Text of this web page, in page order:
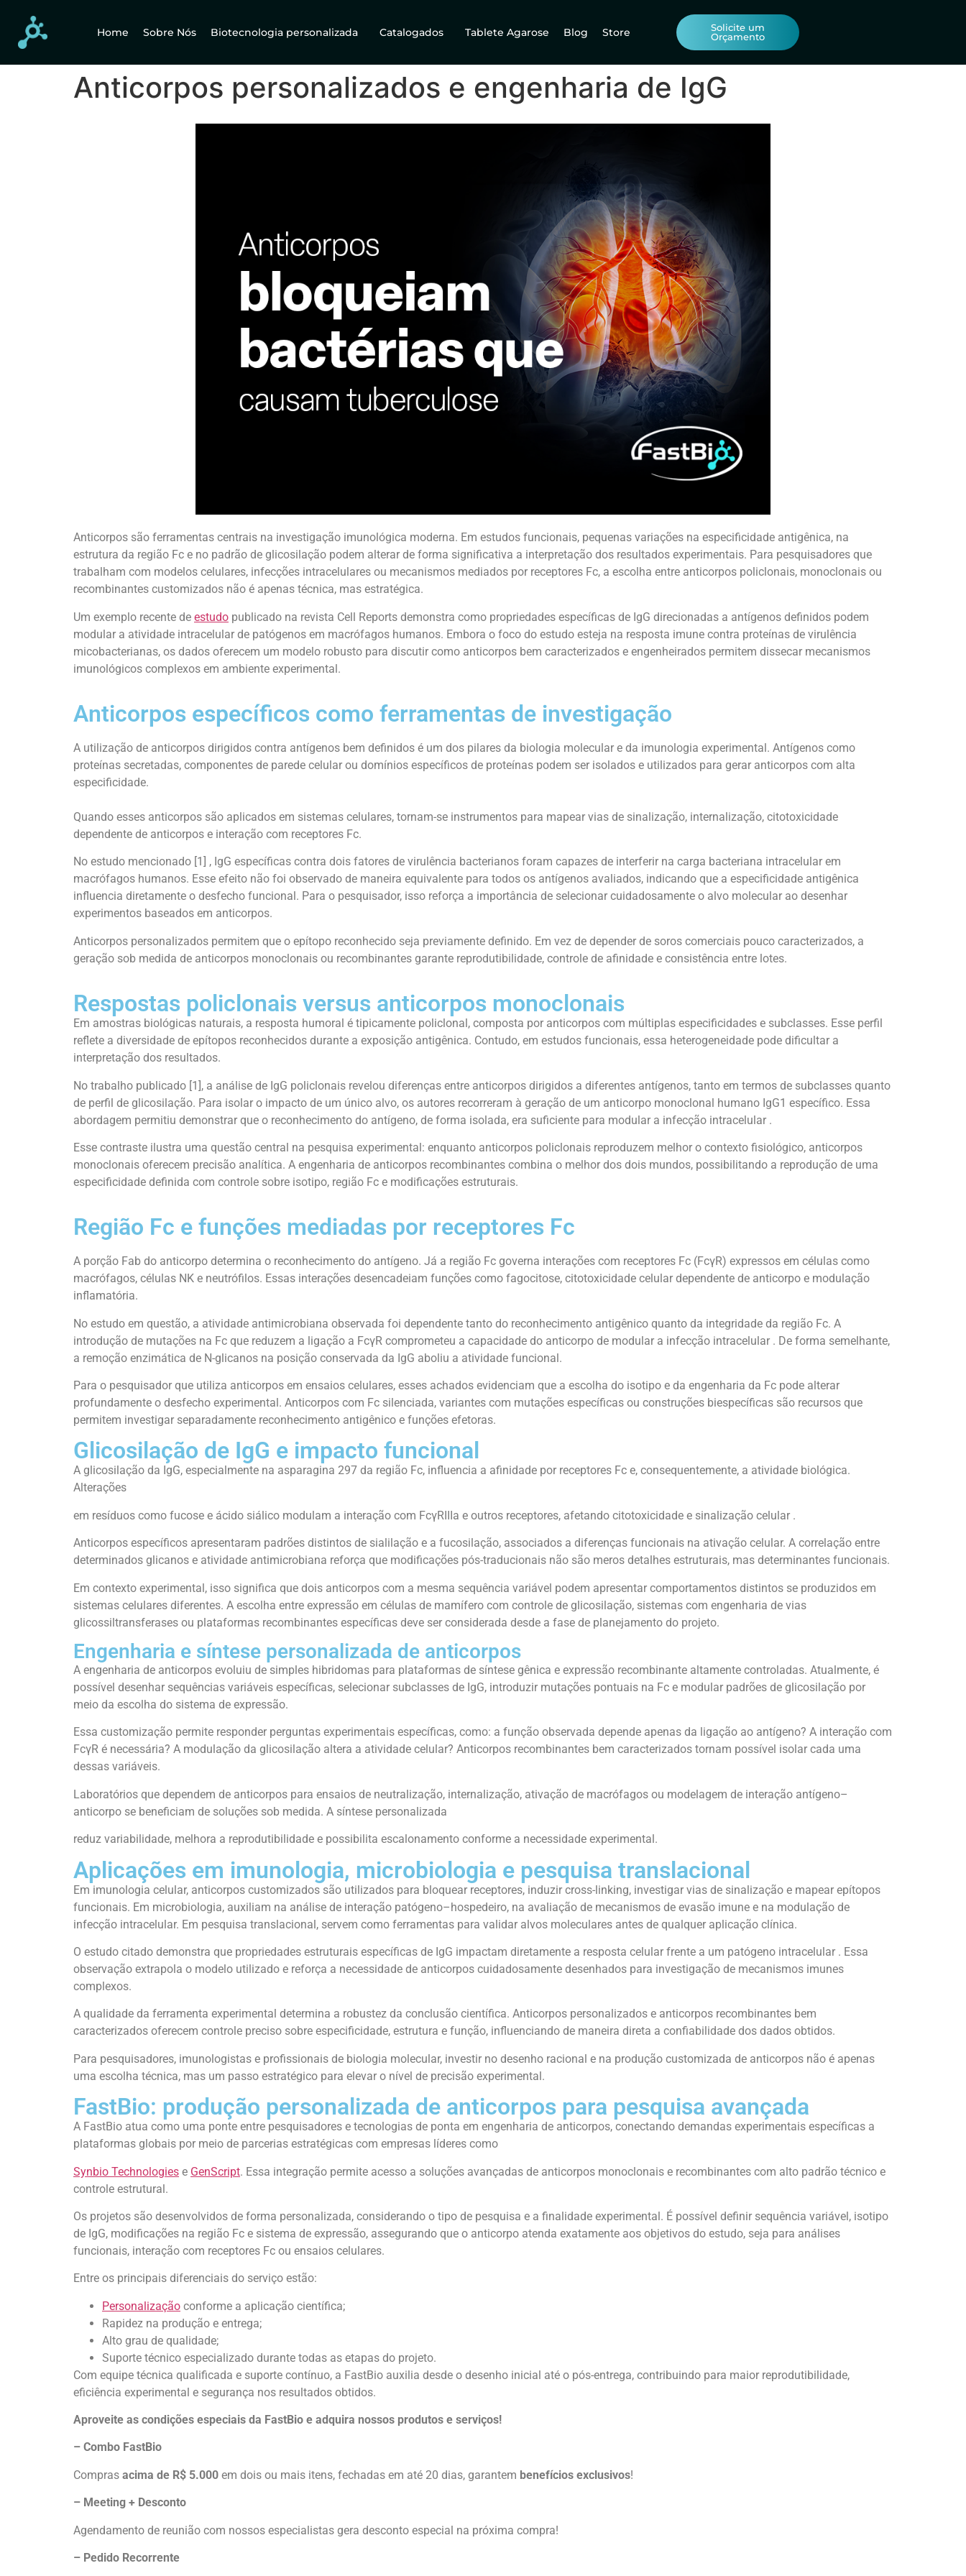
Home Sobre Nós Biotecnologia personalizada Catalogados Tablete Agarose Blog Store
Solicite um
Orçamento
Anticorpos personalizados e engenharia de IgG
Anticorpos são ferramentas centrais na investigação imunológica moderna. Em estudos funcionais, pequenas variações na especificidade antigênica, na
estrutura da região Fc e no padrão de glicosilação podem alterar de forma significativa a interpretação dos resultados experimentais. Para pesquisadores que
trabalham com modelos celulares, infecções intracelulares ou mecanismos mediados por receptores Fc, a escolha entre anticorpos policlonais, monoclonais ou
recombinantes customizados não é apenas técnica, mas estratégica.
Um exemplo recente de estudo publicado na revista Cell Reports demonstra como propriedades específicas de IgG direcionadas a antígenos definidos podem
modular a atividade intracelular de patógenos em macrófagos humanos. Embora o foco do estudo esteja na resposta imune contra proteínas de virulência
micobacterianas, os dados oferecem um modelo robusto para discutir como anticorpos bem caracterizados e engenheirados permitem dissecar mecanismos
imunológicos complexos em ambiente experimental.
Anticorpos específicos como ferramentas de investigação
A utilização de anticorpos dirigidos contra antígenos bem definidos é um dos pilares da biologia molecular e da imunologia experimental. Antígenos como
proteínas secretadas, componentes de parede celular ou domínios específicos de proteínas podem ser isolados e utilizados para gerar anticorpos com alta
especificidade.
Quando esses anticorpos são aplicados em sistemas celulares, tornam-se instrumentos para mapear vias de sinalização, internalização, citotoxicidade
dependente de anticorpos e interação com receptores Fc.
No estudo mencionado [1] , IgG específicas contra dois fatores de virulência bacterianos foram capazes de interferir na carga bacteriana intracelular em
macrófagos humanos. Esse efeito não foi observado de maneira equivalente para todos os antígenos avaliados, indicando que a especificidade antigênica
influencia diretamente o desfecho funcional. Para o pesquisador, isso reforça a importância de selecionar cuidadosamente o alvo molecular ao desenhar
experimentos baseados em anticorpos.
Anticorpos personalizados permitem que o epítopo reconhecido seja previamente definido. Em vez de depender de soros comerciais pouco caracterizados, a
geração sob medida de anticorpos monoclonais ou recombinantes garante reprodutibilidade, controle de afinidade e consistência entre lotes.
Respostas policlonais versus anticorpos monoclonais
Em amostras biológicas naturais, a resposta humoral é tipicamente policlonal, composta por anticorpos com múltiplas especificidades e subclasses. Esse perfil
reflete a diversidade de epítopos reconhecidos durante a exposição antigênica. Contudo, em estudos funcionais, essa heterogeneidade pode dificultar a
interpretação dos resultados.
No trabalho publicado [1], a análise de IgG policlonais revelou diferenças entre anticorpos dirigidos a diferentes antígenos, tanto em termos de subclasses quanto
de perfil de glicosilação. Para isolar o impacto de um único alvo, os autores recorreram à geração de um anticorpo monoclonal humano IgG1 específico. Essa
abordagem permitiu demonstrar que o reconhecimento do antígeno, de forma isolada, era suficiente para modular a infecção intracelular .
Esse contraste ilustra uma questão central na pesquisa experimental: enquanto anticorpos policlonais reproduzem melhor o contexto fisiológico, anticorpos
monoclonais oferecem precisão analítica. A engenharia de anticorpos recombinantes combina o melhor dos dois mundos, possibilitando a reprodução de uma
especificidade definida com controle sobre isotipo, região Fc e modificações estruturais.
Região Fc e funções mediadas por receptores Fc
A porção Fab do anticorpo determina o reconhecimento do antígeno. Já a região Fc governa interações com receptores Fc (FcγR) expressos em células como
macrófagos, células NK e neutrófilos. Essas interações desencadeiam funções como fagocitose, citotoxicidade celular dependente de anticorpo e modulação
inflamatória.
No estudo em questão, a atividade antimicrobiana observada foi dependente tanto do reconhecimento antigênico quanto da integridade da região Fc. A
introdução de mutações na Fc que reduzem a ligação a FcγR comprometeu a capacidade do anticorpo de modular a infecção intracelular . De forma semelhante,
a remoção enzimática de N-glicanos na posição conservada da IgG aboliu a atividade funcional.
Para o pesquisador que utiliza anticorpos em ensaios celulares, esses achados evidenciam que a escolha do isotipo e da engenharia da Fc pode alterar
profundamente o desfecho experimental. Anticorpos com Fc silenciada, variantes com mutações específicas ou construções biespecíficas são recursos que
permitem investigar separadamente reconhecimento antigênico e funções efetoras.
Glicosilação de IgG e impacto funcional
A glicosilação da IgG, especialmente na asparagina 297 da região Fc, influencia a afinidade por receptores Fc e, consequentemente, a atividade biológica.
Alterações
em resíduos como fucose e ácido siálico modulam a interação com FcγRIIIa e outros receptores, afetando citotoxicidade e sinalização celular .
Anticorpos específicos apresentaram padrões distintos de sialilação e a fucosilação, associados a diferenças funcionais na ativação celular. A correlação entre
determinados glicanos e atividade antimicrobiana reforça que modificações pós-traducionais não são meros detalhes estruturais, mas determinantes funcionais.
Em contexto experimental, isso significa que dois anticorpos com a mesma sequência variável podem apresentar comportamentos distintos se produzidos em
sistemas celulares diferentes. A escolha entre expressão em células de mamífero com controle de glicosilação, sistemas com engenharia de vias
glicossiltransferases ou plataformas recombinantes específicas deve ser considerada desde a fase de planejamento do projeto.
Engenharia e síntese personalizada de anticorpos
A engenharia de anticorpos evoluiu de simples hibridomas para plataformas de síntese gênica e expressão recombinante altamente controladas. Atualmente, é
possível desenhar sequências variáveis específicas, selecionar subclasses de IgG, introduzir mutações pontuais na Fc e modular padrões de glicosilação por
meio da escolha do sistema de expressão.
Essa customização permite responder perguntas experimentais específicas, como: a função observada depende apenas da ligação ao antígeno? A interação com
FcγR é necessária? A modulação da glicosilação altera a atividade celular? Anticorpos recombinantes bem caracterizados tornam possível isolar cada uma
dessas variáveis.
Laboratórios que dependem de anticorpos para ensaios de neutralização, internalização, ativação de macrófagos ou modelagem de interação antígeno–
anticorpo se beneficiam de soluções sob medida. A síntese personalizada
reduz variabilidade, melhora a reprodutibilidade e possibilita escalonamento conforme a necessidade experimental.
Aplicações em imunologia, microbiologia e pesquisa translacional
Em imunologia celular, anticorpos customizados são utilizados para bloquear receptores, induzir cross-linking, investigar vias de sinalização e mapear epítopos
funcionais. Em microbiologia, auxiliam na análise de interação patógeno–hospedeiro, na avaliação de mecanismos de evasão imune e na modulação de
infecção intracelular. Em pesquisa translacional, servem como ferramentas para validar alvos moleculares antes de qualquer aplicação clínica.
O estudo citado demonstra que propriedades estruturais específicas de IgG impactam diretamente a resposta celular frente a um patógeno intracelular . Essa
observação extrapola o modelo utilizado e reforça a necessidade de anticorpos cuidadosamente desenhados para investigação de mecanismos imunes
complexos.
A qualidade da ferramenta experimental determina a robustez da conclusão científica. Anticorpos personalizados e anticorpos recombinantes bem
caracterizados oferecem controle preciso sobre especificidade, estrutura e função, influenciando de maneira direta a confiabilidade dos dados obtidos.
Para pesquisadores, imunologistas e profissionais de biologia molecular, investir no desenho racional e na produção customizada de anticorpos não é apenas
uma escolha técnica, mas um passo estratégico para elevar o nível de precisão experimental.
FastBio: produção personalizada de anticorpos para pesquisa avançada
A FastBio atua como uma ponte entre pesquisadores e tecnologias de ponta em engenharia de anticorpos, conectando demandas experimentais específicas a
plataformas globais por meio de parcerias estratégicas com empresas líderes como
Synbio Technologies e GenScript. Essa integração permite acesso a soluções avançadas de anticorpos monoclonais e recombinantes com alto padrão técnico e
controle estrutural.
Os projetos são desenvolvidos de forma personalizada, considerando o tipo de pesquisa e a finalidade experimental. É possível definir sequência variável, isotipo
de IgG, modificações na região Fc e sistema de expressão, assegurando que o anticorpo atenda exatamente aos objetivos do estudo, seja para análises
funcionais, interação com receptores Fc ou ensaios celulares.
Entre os principais diferenciais do serviço estão:
Personalização conforme a aplicação científica;
Rapidez na produção e entrega;
Alto grau de qualidade;
Suporte técnico especializado durante todas as etapas do projeto.
Com equipe técnica qualificada e suporte contínuo, a FastBio auxilia desde o desenho inicial até o pós-entrega, contribuindo para maior reprodutibilidade,
eficiência experimental e segurança nos resultados obtidos.
Aproveite as condições especiais da FastBio e adquira nossos produtos e serviços!
– Combo FastBio
Compras acima de R$ 5.000 em dois ou mais itens, fechadas em até 20 dias, garantem benefícios exclusivos!
– Meeting + Desconto
Agendamento de reunião com nossos especialistas gera desconto especial na próxima compra!
– Pedido Recorrente